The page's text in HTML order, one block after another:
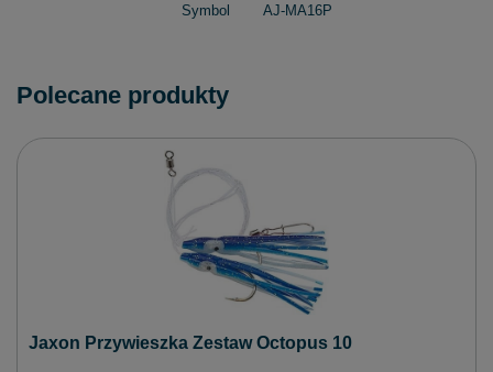
Symbol AJ-MA16P
Polecane produkty
Jaxon Przywieszka Zestaw Octopus 10